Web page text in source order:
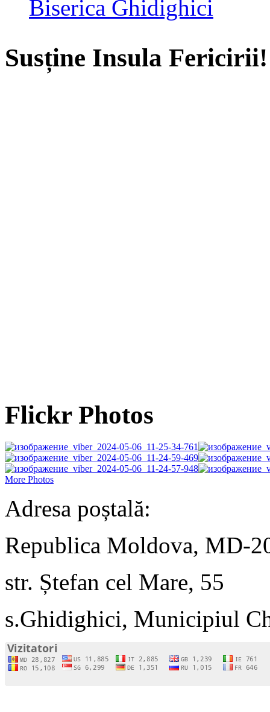
Biserica Ghidighici
Susține Insula Fericirii!
Flickr Photos
More Photos
Adresa poștală:
Republica Moldova, MD-
str. Ștefan cel Mare, 55
s.Ghidighici, Municipiul